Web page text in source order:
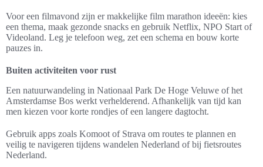
Voor een filmavond zijn er makkelijke film marathon ideeën: kies
een thema, maak gezonde snacks en gebruik Netflix, NPO Start of
Videoland. Leg je telefoon weg, zet een schema en bouw korte
pauzes in.
Buiten activiteiten voor rust
Een natuurwandeling in Nationaal Park De Hoge Veluwe of het
Amsterdamse Bos werkt verhelderend. Afhankelijk van tijd kan
men kiezen voor korte rondjes of een langere dagtocht.
Gebruik apps zoals Komoot of Strava om routes te plannen en
veilig te navigeren tijdens wandelen Nederland of bij fietsroutes
Nederland.